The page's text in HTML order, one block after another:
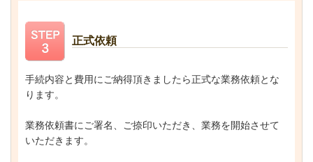
正式依頼
手続内容と費用にご納得頂きましたら正式な業務依頼とな
ります。
業務依頼書にご署名、ご捺印いただき、業務を開始させて
いただきます。